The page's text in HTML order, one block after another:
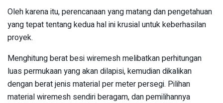
Oleh karena itu, perencanaan yang matang dan pengetahuan
yang tepat tentang kedua hal ini krusial untuk keberhasilan
proyek.
Menghitung berat besi wiremesh melibatkan perhitungan
luas permukaan yang akan dilapisi, kemudian dikalikan
dengan berat jenis material per meter persegi. Pilihan
material wiremesh sendiri beragam, dan pemilihannya